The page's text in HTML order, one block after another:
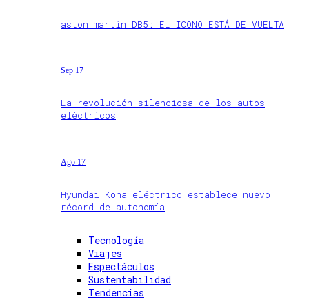
aston martin DB5: EL ICONO ESTÁ DE VUELTA
Sep 17
La revolución silenciosa de los autos
eléctricos
Ago 17
Hyundai Kona eléctrico establece nuevo
récord de autonomía
Tecnología
Viajes
Espectáculos
Sustentabilidad
Tendencias